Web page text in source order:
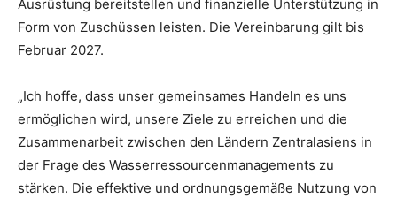
Ausrüstung bereitstellen und finanzielle Unterstützung in
Form von Zuschüssen leisten. Die Vereinbarung gilt bis
Februar 2027.
„Ich hoffe, dass unser gemeinsames Handeln es uns
ermöglichen wird, unsere Ziele zu erreichen und die
Zusammenarbeit zwischen den Ländern Zentralasiens in
der Frage des Wasserressourcenmanagements zu
stärken. Die effektive und ordnungsgemäße Nutzung von